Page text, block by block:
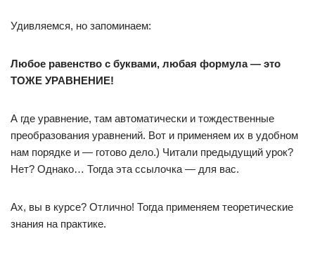
Удивляемся, но запоминаем:
Любое равенство с буквами, любая формула — это
ТОЖЕ УРАВНЕНИЕ!
А где уравнение, там автоматически и тождественные
преобразования уравнений. Вот и применяем их в удобном
нам порядке и — готово дело.) Читали предыдущий урок?
Нет? Однако… Тогда эта ссылочка — для вас.
Ах, вы в курсе? Отлично! Тогда применяем теоретические
знания на практике.